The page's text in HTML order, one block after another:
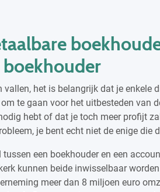
vallen, het is belangrijk dat je enkele
te gaan voor het uitbesteden van
hebt of dat je toch meer profijt
je bent echt niet de enige die
een boekhouder en een
kunnen beide inwisselbaar
meer dan 8 miljoen euro